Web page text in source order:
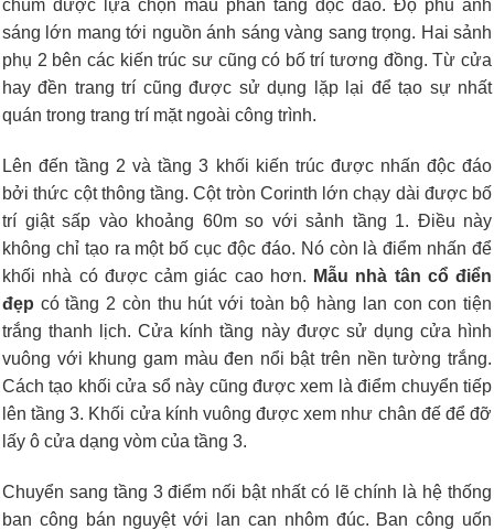
chùm được lựa chọn mẫu phân tầng độc đáo. Độ phủ ánh
sáng lớn mang tới nguồn ánh sáng vàng sang trọng. Hai sảnh
phụ 2 bên các kiến trúc sư cũng có bố trí tương đồng. Từ cửa
hay đền trang trí cũng được sử dụng lặp lại để tạo sự nhất
quán trong trang trí mặt ngoài công trình.
Lên đến tầng 2 và tầng 3 khối kiến trúc được nhấn độc đáo
bởi thức cột thông tầng. Cột tròn Corinth lớn chạy dài được bố
trí giật sấp vào khoảng 60m so với sảnh tầng 1. Điều này
không chỉ tạo ra một bố cục độc đáo. Nó còn là điểm nhấn để
khối nhà có được cảm giác cao hơn. Mẫu nhà tân cổ điển
đẹp có tầng 2 còn thu hút với toàn bộ hàng lan con con tiện
trắng thanh lịch. Cửa kính tầng này được sử dụng cửa hình
vuông với khung gam màu đen nổi bật trên nền tường trắng.
Cách tạo khối cửa sổ này cũng được xem là điểm chuyển tiếp
lên tầng 3. Khối cửa kính vuông được xem như chân đế để đỡ
lấy ô cửa dạng vòm của tầng 3.
Chuyển sang tầng 3 điểm nối bật nhất có lẽ chính là hệ thống
ban công bán nguyệt với lan can nhôm đúc. Ban công uốn